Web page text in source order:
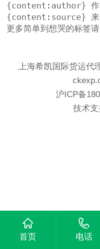
{content:author} 作
{content:source} 来
更多简单到想哭的标签
上海希凯国际货运代
沪ICP备
技术
首页 电话